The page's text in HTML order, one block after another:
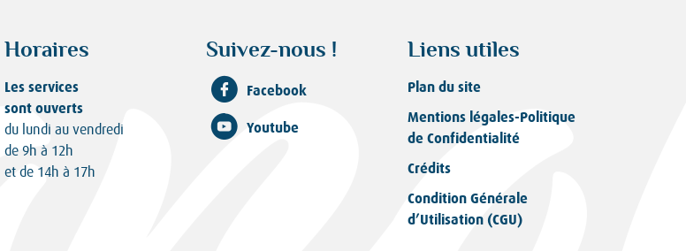
Horaires
Les services
sont ouverts
du lundi au vendredi
de 9h à 12h
et de 14h à 17h
Suivez-nous !
Facebook
Youtube
Liens utiles
Plan du site
Mentions légales-Politique
de Confidentialité
Crédits
Condition Générale
d’Utilisation (CGU)